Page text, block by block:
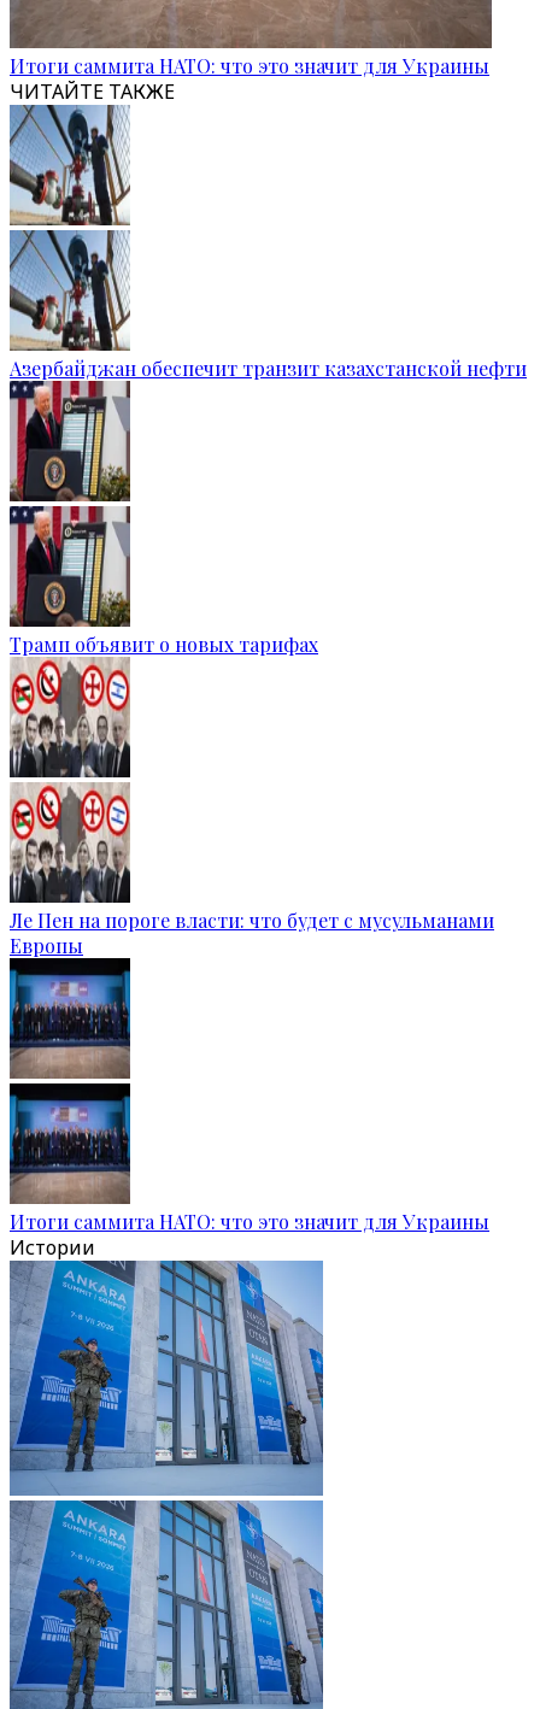
Итоги саммита НАТО: что это значит для Украины
ЧИТАЙТЕ ТАКЖЕ
Азербайджан обеспечит транзит казахстанской нефти
Трамп объявит о новых тарифах
Ле Пен на пороге власти: что будет с мусульманами
Европы
Итоги саммита НАТО: что это значит для Украины
Истории